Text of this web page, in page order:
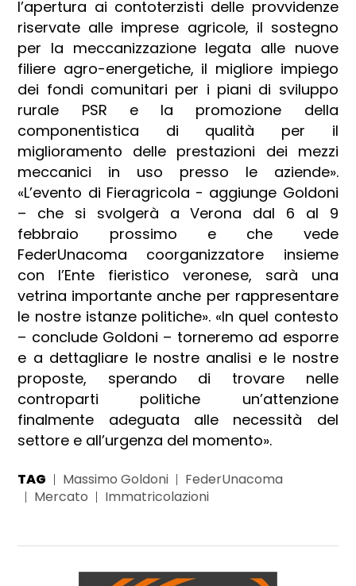
l’apertura ai contoterzisti delle provvidenze
riservate alle imprese agricole, il sostegno
per la meccanizzazione legata alle nuove
filiere agro-energetiche, il migliore impiego
dei fondi comunitari per i piani di sviluppo
rurale PSR e la promozione della
componentistica di qualità per il
miglioramento delle prestazioni dei mezzi
meccanici in uso presso le aziende».
«L’evento di Fieragricola - aggiunge Goldoni
– che si svolgerà a Verona dal 6 al 9
febbraio prossimo e che vede
FederUnacoma coorganizzatore insieme
con l’Ente fieristico veronese, sarà una
vetrina importante anche per rappresentare
le nostre istanze politiche». «In quel contesto
– conclude Goldoni – torneremo ad esporre
e a dettagliare le nostre analisi e le nostre
proposte, sperando di trovare nelle
controparti politiche un’attenzione
finalmente adeguata alle necessità del
settore e all’urgenza del momento».
TAG Massimo Goldoni
FederUnacoma
Mercato
Immatricolazioni